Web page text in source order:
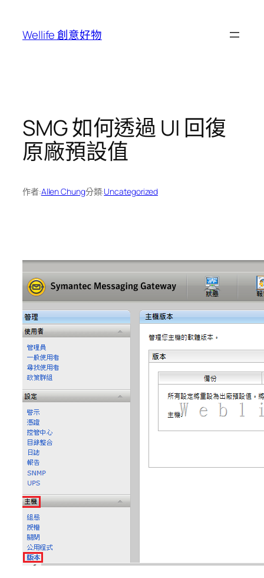
Wellife 創意好物
SMG 如何透過 UI 回復
原廠預設值
作者:Allen Chung分類:Uncategorized